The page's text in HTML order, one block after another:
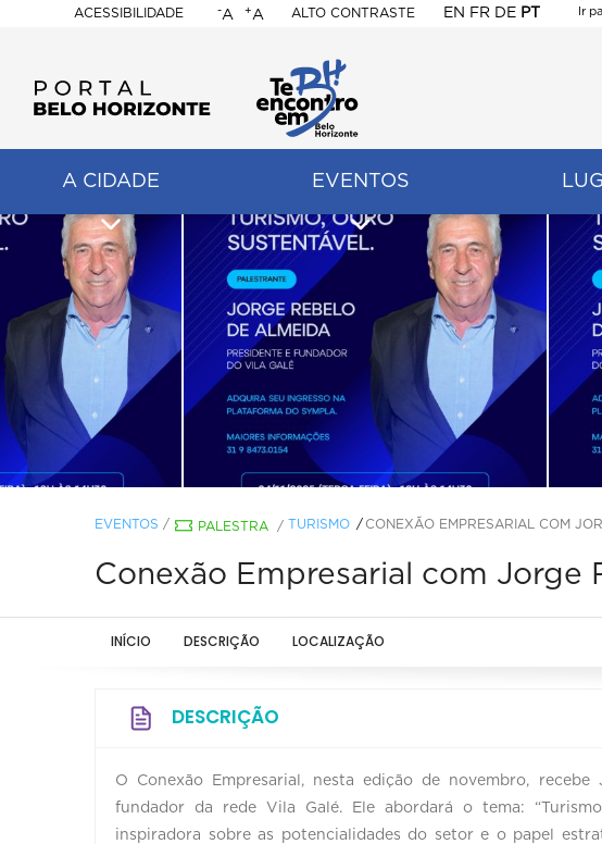
ACESSIBILIDADE
BELO
HORIZONTE
-A +A ALTO CONTRASTE EN FR DE PT
Ir
A CIDADE EVENTOS
EVENTOS / PALESTRA / TURISMO CONEXÃO EMPRESARIAL COM
Conexão Empresarial com Jorge
INÍCIO DESCRIÇÃO LOCALIZAÇÃO
DESCRIÇÃO
O Conexão Empresarial, nesta edição de novembro,
fundador da rede Vila Galé. Ele abordará o tema:
inspiradora sobre as potencialidades do setor e o papel